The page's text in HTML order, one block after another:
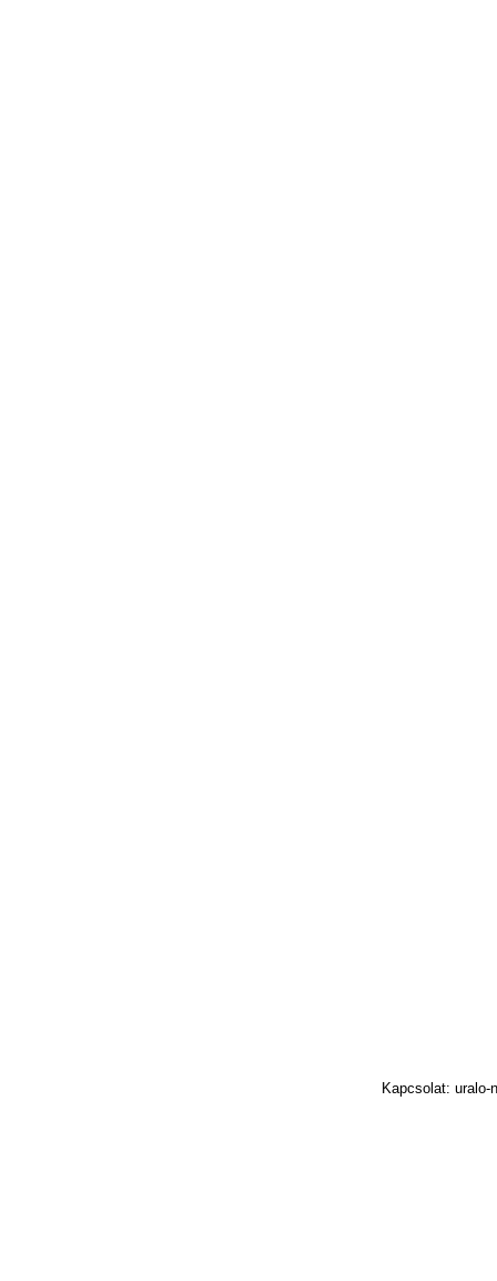
Kapcsolat: uralo-